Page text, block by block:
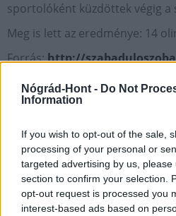
Nógrád-Hont - Do Not
Information
If you wish to opt-out of the sale,
processing of your personal or
targeted advertising by us,
section to confirm your selection.
opt-out request is processed you
interest-based ads based on
sportolóként küzdöttek végig a
Meg is lett az eredménye: 14
Forrás:http://
AJÁNLJUK MÉG